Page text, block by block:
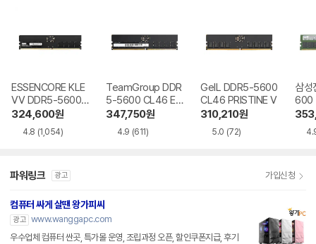
ESSENCORE KLE
VV DDR5-5600
CL46 파인인포
324,600원
4.8 (1,054)
TeamGroup DDR
5-5600 CL46 Elit
e 서린
347,750원
4.9 (611)
GeIL DDR5-5600
CL46 PRISTINE V
310,210원
5.0 (72)
삼
600
파워링크 광고 가입신청
컴퓨터 싸게 살땐 왕가피씨
광고 www.wanggapc.com
우수업체 컴퓨터 싼곳, 특가몰 운영, 조립과정 오픈, 할인쿠폰지급, 후기